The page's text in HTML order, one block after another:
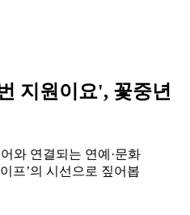
지원이요', 꽃중년
와 연결되는 연예·문화
프’의 시선으로 짚어봅